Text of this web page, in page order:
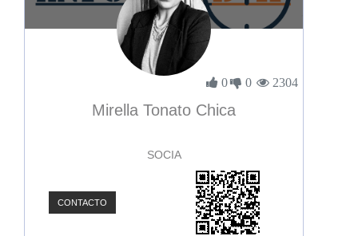
0 0 2304
Mirella Tonato Chica
SOCIA
CONTACTO